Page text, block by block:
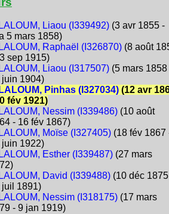
LALOUM, Liaou (I339492)(3 avr 1855 -
5 mars 1858)
LALOUM, Raphaël (I326870)(8 août
sep 1915)
LALOUM, Liaou (I317507)(5 mars 1858
juin 1904)
LALOUM, Pinhas (I327034)(12 avr
fév 1921)
LALOUM, Nessim (I339486)(10 août
- 16 fév 1867)
LALOUM, Moïse (I327405)(18 fév 1867
juin 1922)
LALOUM, Esther (I339487)(27 mars
LALOUM, David (I339488)(10 déc
juil 1891)
LALOUM, Nessim (I318175)(17 mars
- 9 jan 1919)